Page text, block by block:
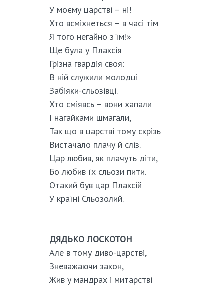
У моєму царстві – ні!
Хто всміхнеться – в часі тім
Я того негайно з'їм!»
Ще була у Плаксія
Грізна гвардія своя:
В ній служили молодці
Забіяки-сльозівці.
Хто сміявсь – вони хапали
І нагайками шмагали,
Так що в царстві тому скрізь
Вистачало плачу й сліз.
Цар любив, як плачуть діти,
Бо любив їх сльози пити.
Отакий був цар Плаксій
У країні Сльозолий.
ДЯДЬКО ЛОСКОТОН
Але в тому диво-царстві,
Зневажаючи закон,
Жив у мандрах і митарстві